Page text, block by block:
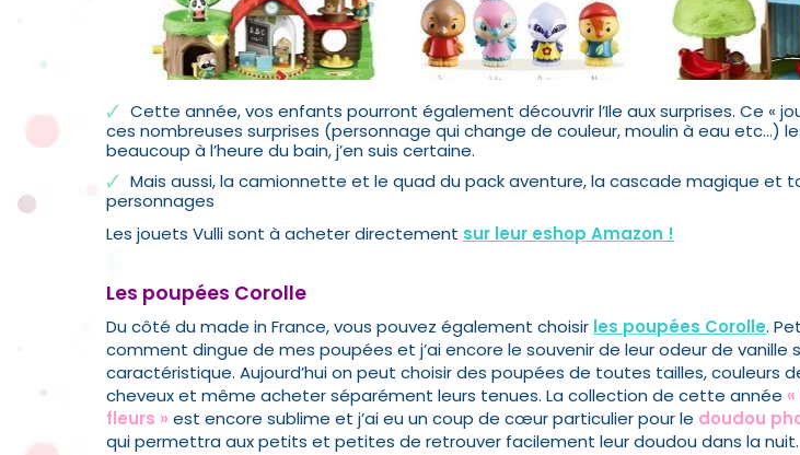
Cette année, vos enfants pourront également découvrir l’Ile aux surprises. Ce «
ces nombreuses surprises (personnage qui change de couleur, moulin à eau etc…)
beaucoup à l’heure du bain, j’en suis certaine.
Mais aussi, la camionnette et le quad du pack aventure, la cascade magique et
personnages
Les jouets Vulli sont à acheter directement sur leur eshop Amazon !
Les poupées Corolle
Du côté du made in France, vous pouvez également choisir les poupées Corolle.
comment dingue de mes poupées et j’ai encore le souvenir de leur odeur de vanille
caractéristique. Aujourd’hui on peut choisir des poupées de toutes tailles, couleurs
cheveux et même acheter séparément leurs tenues. La collection de cette année
fleurs » est encore sublime et j’ai eu un coup de cœur particulier pour le doudou
qui permettra aux petits et petites de retrouver facilement leur doudou dans la nuit.